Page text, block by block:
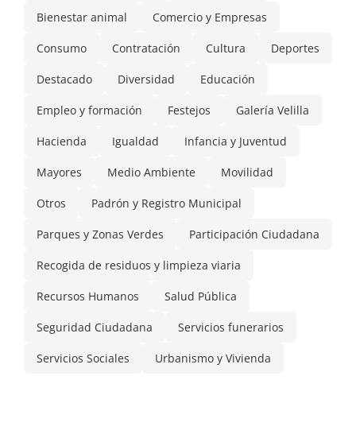
Bienestar animal Comercio y Empresas
Consumo Contratación Cultura Deportes
Destacado Diversidad Educación
Empleo y formación Festejos Galería Velilla
Hacienda Igualdad Infancia y Juventud
Mayores Medio Ambiente Movilidad
Otros Padrón y Registro Municipal
Parques y Zonas Verdes Participación Ciudadana
Recogida de residuos y limpieza viaria
Recursos Humanos Salud Pública
Seguridad Ciudadana Servicios funerarios
Servicios Sociales Urbanismo y Vivienda